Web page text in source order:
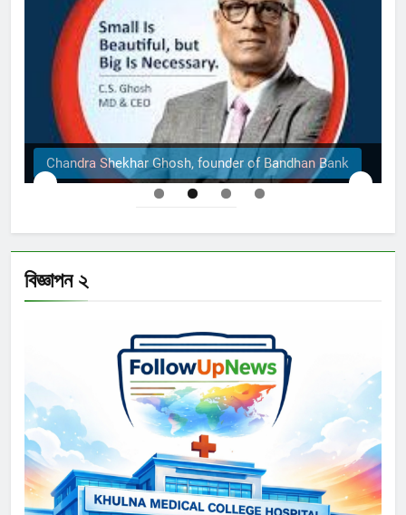
Chandra Shekhar Ghosh, founder of Bandhan Bank
বিজ্ঞাপন ২